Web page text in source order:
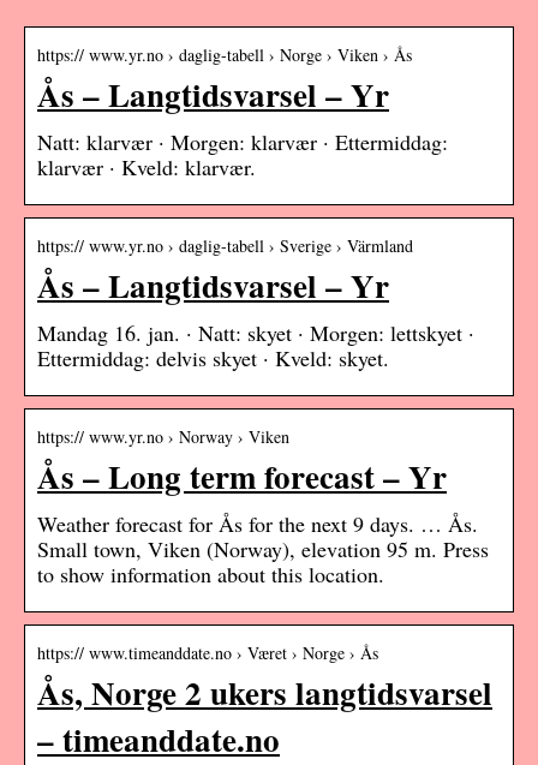
https:// www.yr.no › daglig-tabell › Norge › Viken › Ås
Ås – Langtidsvarsel – Yr
Natt: klarvær · Morgen: klarvær · Ettermiddag:
klarvær · Kveld: klarvær.
https:// www.yr.no › daglig-tabell › Sverige › Värmland
Ås – Langtidsvarsel – Yr
Mandag 16. jan. · Natt: skyet · Morgen: lettskyet ·
Ettermiddag: delvis skyet · Kveld: skyet.
https:// www.yr.no › Norway › Viken
Ås – Long term forecast – Yr
Weather forecast for Ås for the next 9 days. … Ås.
Small town, Viken (Norway), elevation 95 m. Press
to show information about this location.
https:// www.timeanddate.no › Været › Norge › Ås
Ås, Norge 2 ukers langtidsvarsel
– timeanddate.no